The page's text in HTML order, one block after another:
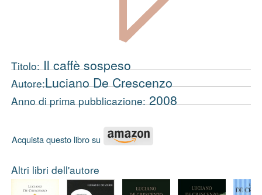
Titolo:Il caffè sospeso
Autore:Luciano De Crescenzo
Anno di prima pubblicazione:2008
Acquista questo libro su
Altri libri dell'autore